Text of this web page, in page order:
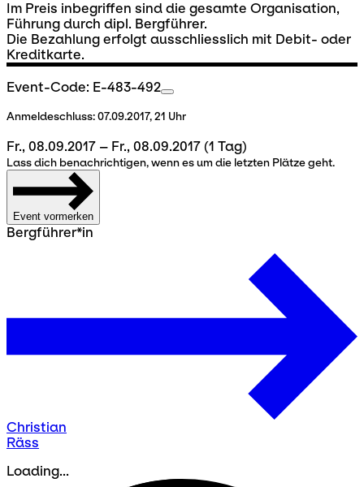
Im Preis inbegriffen sind die gesamte Organisation,
Führung durch dipl. Bergführer.
Die Bezahlung erfolgt ausschliesslich mit Debit- oder
Kreditkarte.
Event-Code: E-483-492
Anmeldeschluss:07.09.2017, 21 Uhr
Fr., 08.09.2017 – Fr., 08.09.2017 (1 Tag)
Lass dich benachrichtigen, wenn es um die letzten Plätze geht.
Event vormerken
Bergführer*in
Christian
Räss
Loading...